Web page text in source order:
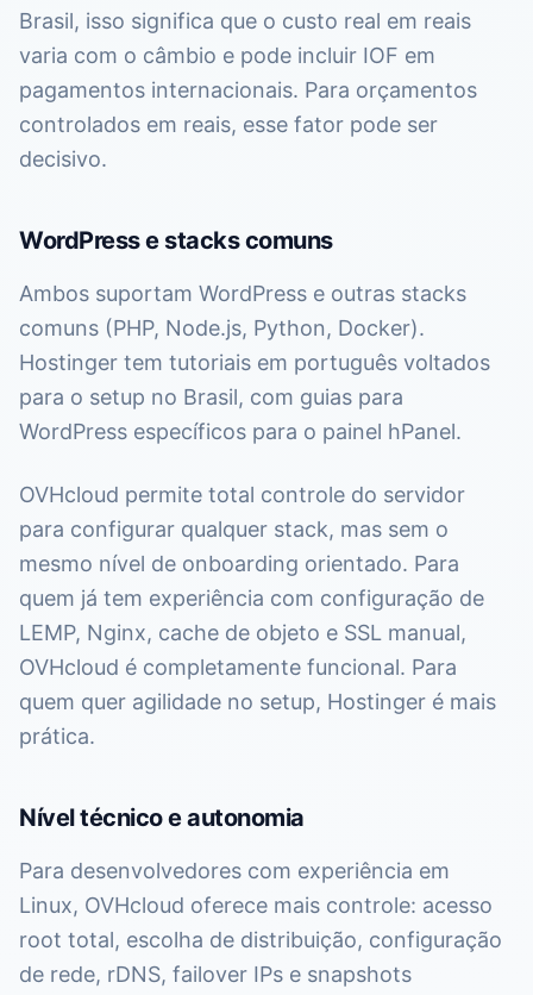
Brasil, isso significa que o custo real em reais
varia com o câmbio e pode incluir IOF em
pagamentos internacionais. Para orçamentos
controlados em reais, esse fator pode ser
decisivo.
WordPress e stacks comuns
Ambos suportam WordPress e outras stacks
comuns (PHP, Node.js, Python, Docker).
Hostinger tem tutoriais em português voltados
para o setup no Brasil, com guias para
WordPress específicos para o painel hPanel.
OVHcloud permite total controle do servidor
para configurar qualquer stack, mas sem o
mesmo nível de onboarding orientado. Para
quem já tem experiência com configuração de
LEMP, Nginx, cache de objeto e SSL manual,
OVHcloud é completamente funcional. Para
quem quer agilidade no setup, Hostinger é mais
prática.
Nível técnico e autonomia
Para desenvolvedores com experiência em
Linux, OVHcloud oferece mais controle: acesso
root total, escolha de distribuição, configuração
de rede, rDNS, failover IPs e snapshots